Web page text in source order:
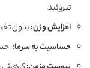
تیروئید.
افزایش وزن:بدون
حساسیت به سرما: